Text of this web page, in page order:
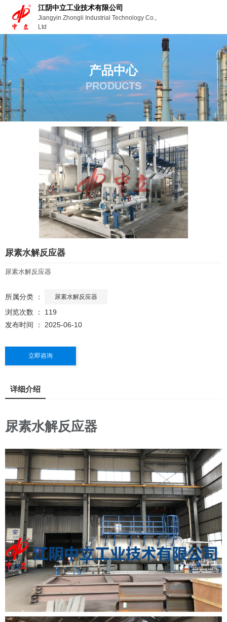
江阴中立工业技术有限公司
Jiangyin Zhongli Industrial Technology Co.,
Ltd
产品中心
PRODUCTS
首页 - 产品 - 尿素水解反应器 - 尿素水解反应器
尿素水解反应器
尿素水解反应器
所属分类 ： 尿素水解反应器
浏览次数 ： 119
发布时间 ： 2025-06-10
立即咨询
详细介绍
尿素水解反应器